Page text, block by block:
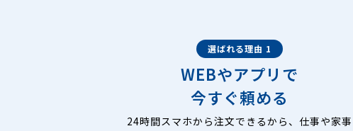
選ばれる理由 1
WEBやアプリで
今すぐ頼める
24時間スマホから注文できるから、仕事や家事